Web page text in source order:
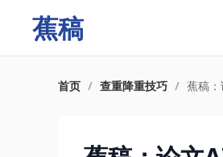
蕉稿
首页 / 查重降重技巧 / 蕉稿